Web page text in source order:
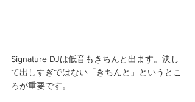
Signature DJは低音もきちんと出ます。決し
て出しすぎではない「きちんと」というとこ
ろが重要です。